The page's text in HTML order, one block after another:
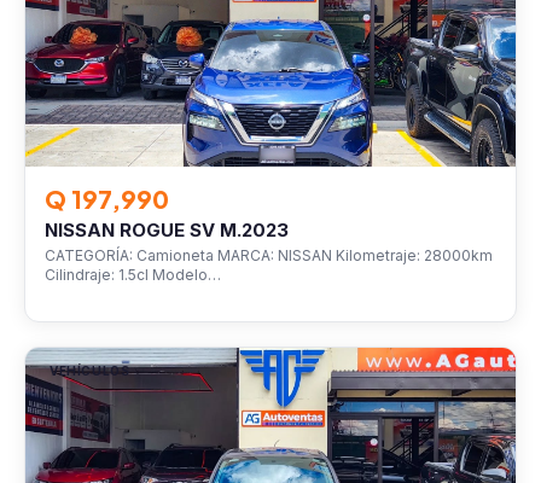
Q 197,990
NISSAN ROGUE SV M.2023
CATEGORÍA: Camioneta MARCA: NISSAN Kilometraje: 28000km
Cilindraje: 1.5cl Modelo…
VEHÍCULOS